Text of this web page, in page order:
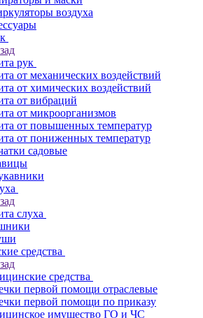
воздуха
рук
от механических воздействий
от химических воздействий
от вибраций
от микроорганизмов
от повышенных температур
от пониженных температур
садовые
слуха
средства
средства
первой помощи отраслевые
первой помощи по приказу
имущество ГО и ЧС